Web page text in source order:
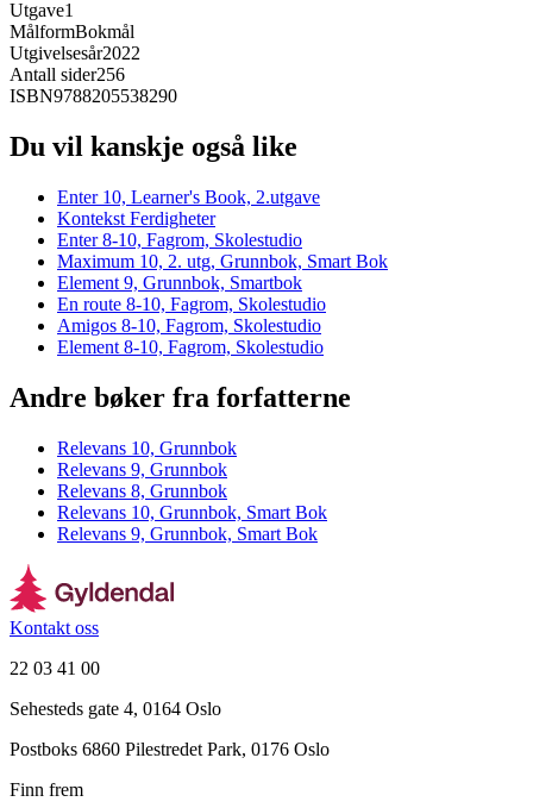
Utgave1
MålformBokmål
Utgivelsesår2022
Antall sider256
ISBN9788205538290
Du vil kanskje også like
Enter 10, Learner's Book, 2.utgave
Kontekst Ferdigheter
Enter 8-10, Fagrom, Skolestudio
Maximum 10, 2. utg, Grunnbok, Smart Bok
Element 9, Grunnbok, Smartbok
En route 8-10, Fagrom, Skolestudio
Amigos 8-10, Fagrom, Skolestudio
Element 8-10, Fagrom, Skolestudio
Andre bøker fra forfatterne
Relevans 10, Grunnbok
Relevans 9, Grunnbok
Relevans 8, Grunnbok
Relevans 10, Grunnbok, Smart Bok
Relevans 9, Grunnbok, Smart Bok
Kontakt oss
22 03 41 00
Sehesteds gate 4, 0164 Oslo
Postboks 6860 Pilestredet Park, 0176 Oslo
Finn frem